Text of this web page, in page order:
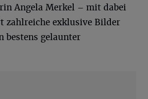
Angela Merkel – mit dabei
zahlreiche exklusive Bilder
bestens gelaunter